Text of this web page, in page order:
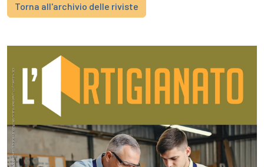
Torna all'archivio delle riviste